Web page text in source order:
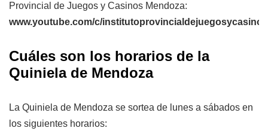
Provincial de Juegos y Casinos Mendoza:
www.youtube.com/c/
Cuáles son los horarios de la
Quiniela de Mendoza
La Quiniela de Mendoza se sortea de lunes a sábados en
los siguientes horarios: